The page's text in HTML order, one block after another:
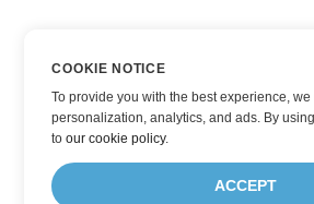
COOKIE NOTICE
To provide you with the best experience,
personalization, analytics, and ads. By
toour cookie policy.
ACCEPT